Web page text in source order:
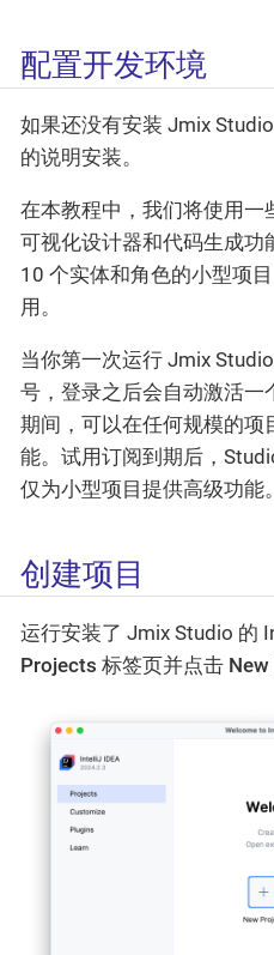
配置开发环境
如果还没有安装 Jmix
的说明安装。
在本教程中，我们将使用一
可视化设计器和代码生成功
10 个实体和角色的小型项
用。
当你第一次运行 Jmix
号，登录之后会自动激活一
期间，可以在任何规模的项
能。试用订阅到期后，
仅为小型项目提供高级功能。
创建项目
运行安装了 Jmix Studio 的
Projects 标签页并点击